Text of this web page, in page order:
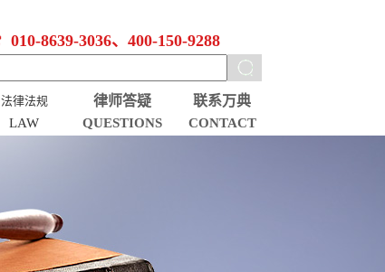
010-8639-3036、400-150-9288
法律法规
LAW
律师答疑
QUESTIONS
联系万典
CONTACT